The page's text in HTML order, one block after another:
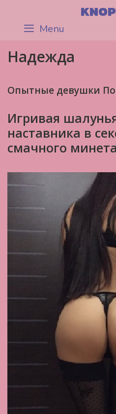
content Menu
Надежда
Опытные девушки
Игривая
наставника в
смачного